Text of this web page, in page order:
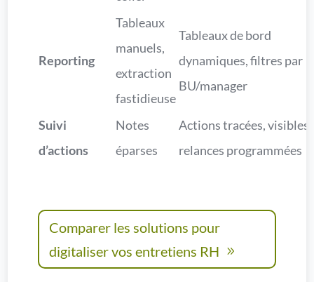
Reporting
Tableaux
manuels,
extraction
fastidieuse
Tableaux de bord
dynamiques, filtres par
BU/manager
Suivi
d’actions
Notes
éparses
Actions tracées, visibles,
relances programmées
Comparer les solutions pour
digitaliser vos entretiens RH